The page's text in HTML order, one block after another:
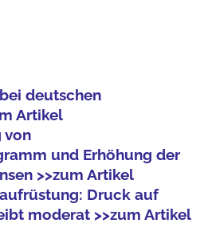
deutschen
Artikel
von
und Erhöhung der
>>zum Artikel
Druck auf
moderat >>zum Artikel